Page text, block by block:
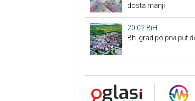
dosta manji
20:02 BiH
Bh. grad po prvi put